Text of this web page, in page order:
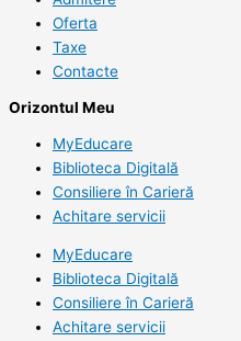
Oferta
Taxe
Contacte
Orizontul Meu
MyEducare
Biblioteca Digitală
Consiliere în Carieră
Achitare servicii
MyEducare
Biblioteca Digitală
Consiliere în Carieră
Achitare servicii